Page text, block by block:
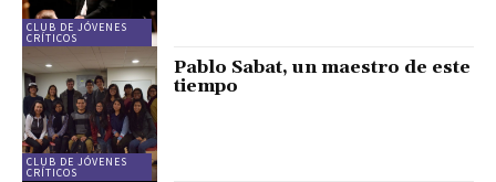
CLUB DE JÓVENES
CRÍTICOS
CLUB DE JÓVENES
CRÍTICOS
Pablo Sabat, un maestro de este
tiempo